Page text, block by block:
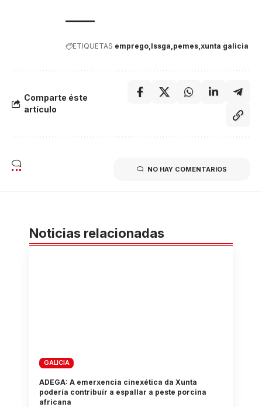
ETIQUETAS emprego Issga pemes xunta galicia
Comparte éste
artículo
NO HAY COMENTARIOS
Noticias relacionadas
GALICIA
ADEGA: A emerxencia cinexética da Xunta
podería contribuír a espallar a peste porcina
africana